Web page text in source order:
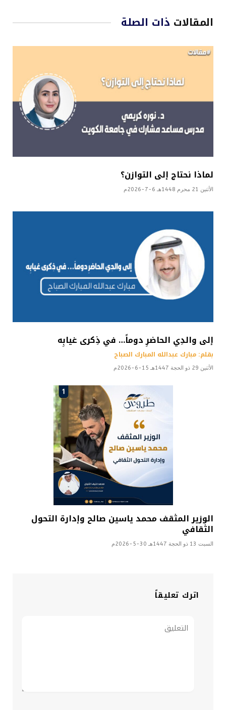
المقالات ذات الصلة
لماذا نحتاج إلى التوازن؟
الأثنين 21 محرم 1448هـ 6-7-2026م
إلى والدِي الحاضرِ دوماً… في ذِكرى غيابِه
بقلم: مبارك عبدالله المبارك الصباح
الأثنين 29 ذو الحجة 1447هـ 15-6-2026م
الوزير المثقف محمد ياسين صالح وإدارة التحول
الثقافي
السبت 13 ذو الحجة 1447هـ 30-5-2026م
اترك تعليقاً